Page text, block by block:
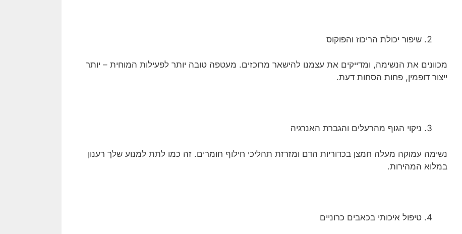
שיפור יכולת הריכוז והפוקוס
מכוונים את הנשימה, ומדייקים את עצמנו להישאר מרוכזים. מעטפה טובה יותר לפעילות המוחית – יותר
ייצור דופמין, פחות הסחות דעת.
ניקוי הגוף מהרעלים והגברת האנרגיה
נשימה עמוקה מעלה חמצן בכדוריות הדם ומזרזת תהליכי חילוף חומרים. זה כמו לתת למנוע שלך רענון
במלוא המהירות.
טיפול איכותי בכאבים כרוניים